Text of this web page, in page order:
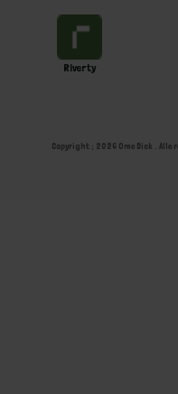
Riverty
Copyright ; 2026 Ome Dick . Alle